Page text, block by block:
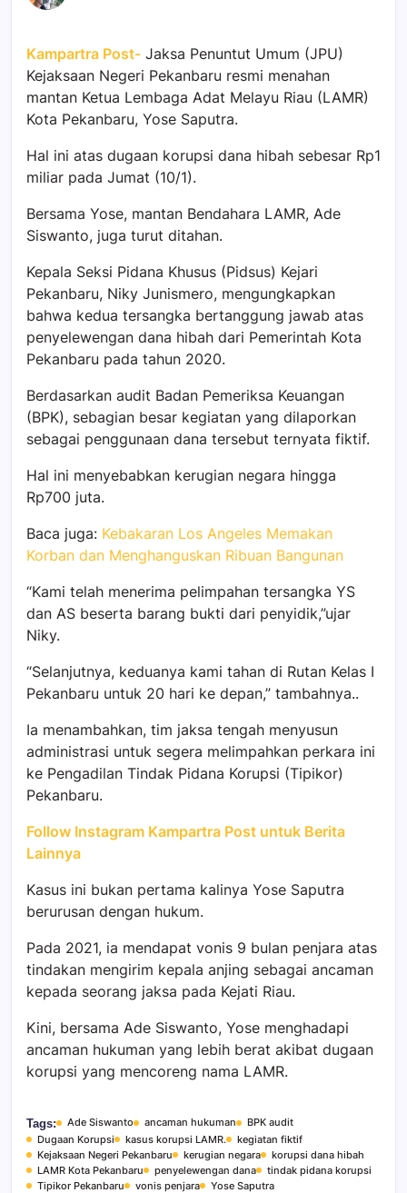
Kampartra Post- Jaksa Penuntut Umum (JPU)
Kejaksaan Negeri Pekanbaru resmi menahan
mantan Ketua Lembaga Adat Melayu Riau (LAMR)
Kota Pekanbaru, Yose Saputra.
Hal ini atas dugaan korupsi dana hibah sebesar Rp1
miliar pada Jumat (10/1).
Bersama Yose, mantan Bendahara LAMR, Ade
Siswanto, juga turut ditahan.
Kepala Seksi Pidana Khusus (Pidsus) Kejari
Pekanbaru, Niky Junismero, mengungkapkan
bahwa kedua tersangka bertanggung jawab atas
penyelewengan dana hibah dari Pemerintah Kota
Pekanbaru pada tahun 2020.
Berdasarkan audit Badan Pemeriksa Keuangan
(BPK), sebagian besar kegiatan yang dilaporkan
sebagai penggunaan dana tersebut ternyata fiktif.
Hal ini menyebabkan kerugian negara hingga
Rp700 juta.
Baca juga: Kebakaran Los Angeles Memakan
Korban dan Menghanguskan Ribuan Bangunan
“Kami telah menerima pelimpahan tersangka YS
dan AS beserta barang bukti dari penyidik,”ujar
Niky.
“Selanjutnya, keduanya kami tahan di Rutan Kelas I
Pekanbaru untuk 20 hari ke depan,” tambahnya..
Ia menambahkan, tim jaksa tengah menyusun
administrasi untuk segera melimpahkan perkara ini
ke Pengadilan Tindak Pidana Korupsi (Tipikor)
Pekanbaru.
Follow Instagram Kampartra Post untuk Berita
Lainnya
Kasus ini bukan pertama kalinya Yose Saputra
berurusan dengan hukum.
Pada 2021, ia mendapat vonis 9 bulan penjara atas
tindakan mengirim kepala anjing sebagai ancaman
kepada seorang jaksa pada Kejati Riau.
Kini, bersama Ade Siswanto, Yose menghadapi
ancaman hukuman yang lebih berat akibat dugaan
korupsi yang mencoreng nama LAMR.
Tags: Ade Siswanto ancaman hukuman
BPK audit
Dugaan Korupsi
kasus korupsi LAMR.
kegiatan fiktif
Kejaksaan Negeri Pekanbaru
kerugian negara
korupsi dana hibah
LAMR Kota Pekanbaru
penyelewengan dana
tindak pidana korupsi
Tipikor Pekanbaru
vonis penjara Yose Saputra